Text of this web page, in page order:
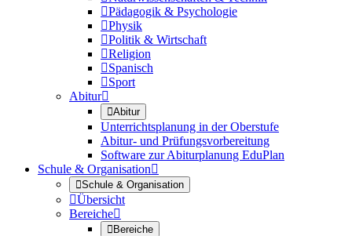
Pädagogik & Psychologie
Physik
Politik & Wirtschaft
Religion
Spanisch
Sport
Abitur
Abitur
Unterrichtsplanung in der Oberstufe
Abitur- und Prüfungsvorbereitung
Software zur Abiturplanung EduPlan
Schule & Organisation
Schule & Organisation
Übersicht
Bereiche
Bereiche